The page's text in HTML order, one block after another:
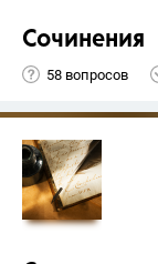
Сочинения
58 вопросов